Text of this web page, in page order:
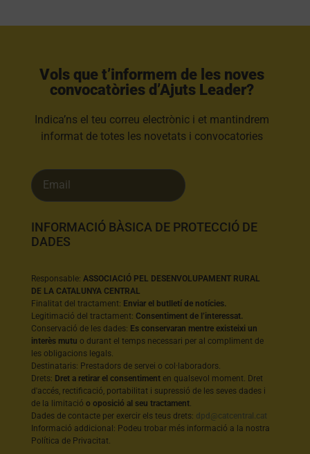
Vols que t’informem de les noves
convocatòries d’Ajuts Leader?​
Indica’ns el teu correu electrònic i et mantindrem
informat de totes les novetats i convocatories
INFORMACIÓ BÀSICA DE PROTECCIÓ DE
DADES
Responsable: ASSOCIACIÓ PEL DESENVOLUPAMENT RURAL
DE LA CATALUNYA CENTRAL
Finalitat del tractament: Enviar el butlletí de notícies.
Legitimació del tractament:Consentiment de l’interessat.
Conservació de les dades: Es conservaran mentre existeixi un
interès mutu o durant el temps necessari per al compliment de
les obligacions legals.
Destinataris: Prestadors de servei o col·laboradors.
Drets: Dret a retirar el consentiment en qualsevol moment. Dret
d'accés, rectificació, portabilitat i supressió de les seves dades i
de la limitacióo oposició al seu tractament
Dades de contacte per exercir els teus drets: dpd@catcentral.cat
Informació addicional: Podeu trobar més informació a la nostra
Política de Privacitat.